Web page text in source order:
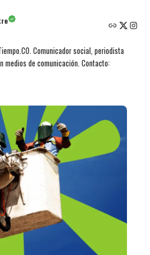
Comunicador social, periodista
medios de comunicación. Contacto: